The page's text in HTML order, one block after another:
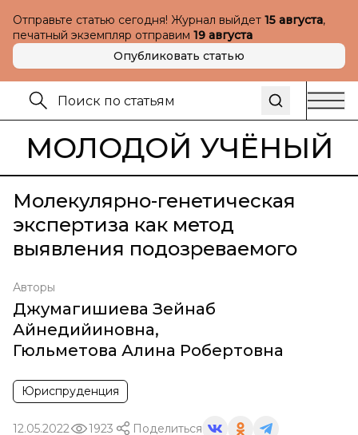
Отправьте статью сегодня! Журнал выйдет 15 августа,
печатный экземпляр отправим 19 августа
Опубликовать статью
МОЛОДОЙ УЧЁНЫЙ
Молекулярно-генетическая
экспертиза как метод
выявления подозреваемого
Авторы
Джумагишиева Зейнаб
Айнедийиновна,
Гюльметова Алина Робертовна
Юриспруденция
12.05.2022 1923 Поделиться